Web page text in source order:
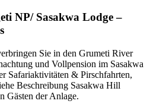
NP/ Sasakwa Lodge –
Sie in den Grumeti River
und Vollpension im Sasakwa
Safariaktivitäten & Pirschfahrten,
Beschreibung Sasakwa Hill
Gästen der Anlage.